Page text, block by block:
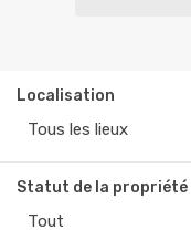
Localisation
Tous les lieux
Statut de la propriété
Tout